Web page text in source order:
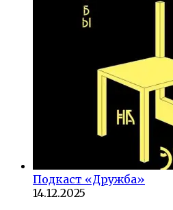
Подкаст «Дружба»
14.12.2025